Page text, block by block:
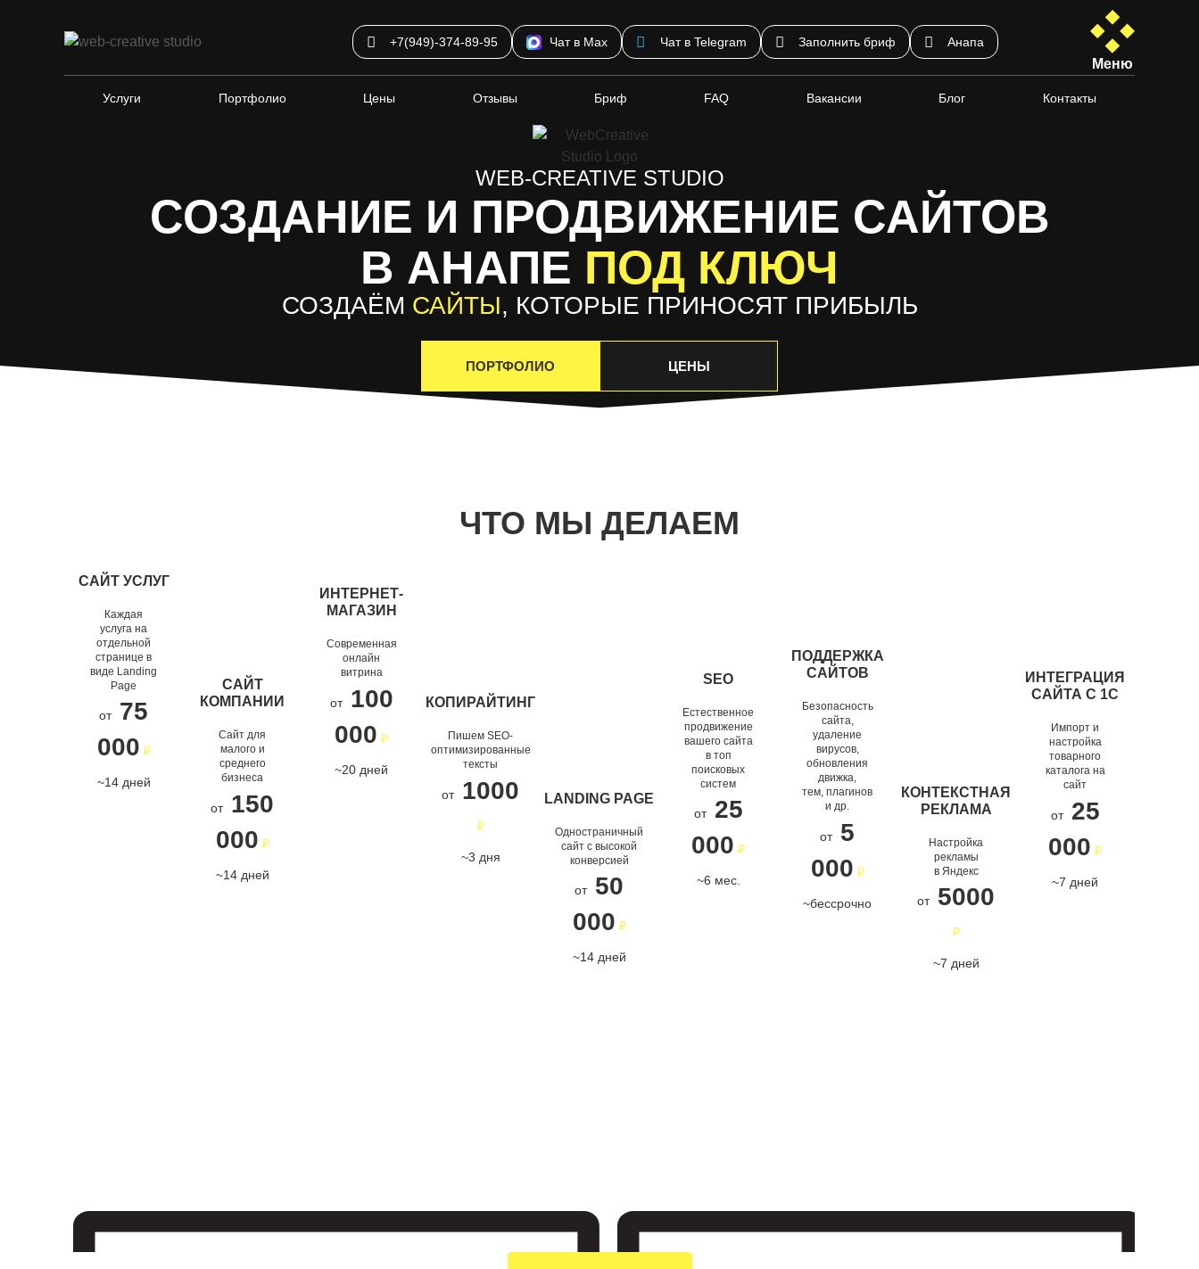
+7(949)-374-89-95 Чат в Max Чат в Telegram Заполнить бриф Анапа
Меню
Услуги Портфолио Цены Отзывы Бриф FAQ Вакансии Блог Контакты
WEB-CREATIVE STUDIO
СОЗДАНИЕ И ПРОДВИЖЕНИЕ САЙТОВ
В АНАПЕ ПОД КЛЮЧ
СОЗДАЁМ САЙТЫ, КОТОРЫЕ ПРИНОСЯТ ПРИБЫЛЬ
ПОРТФОЛИО ЦЕНЫ
ЧТО МЫ ДЕЛАЕМ
САЙТ УСЛУГ
Каждая
услуга на
отдельной
странице в
виде Landing
Page
от 75
000 ₽
~14 дней
Создаём
цифровые
решения для
вашего
САЙТ
КОМПАНИИ
Сайт для
малого и
среднего
бизнеса
от 150
000 ₽
~14 дней
КОРПОРАТИВНЫЙ
Создаём
будущее
вашей
ИНТЕРНЕТ-
МАГАЗИН
Современная
онлайн
витрина
от 100
000 ₽
~20 дней
ОНЛАЙН
МАГАЗИН
Создаём
онлайн-
магазины,
продают
ПОДРОБНЕЕ
КОПИРАЙТИНГ
Пишем SEO-
оптимизированные
тексты
от 1000
₽
~3 дня
SEO ТЕКСТЫ
Слова,
работающие
на ваш
ПОДРОБНЕЕ
LANDING PAGE
Одностраничный
сайт с высокой
конверсией
от 50
000 ₽
~14 дней
САЙТ
Страницы,
которые
ПОДРОБНЕЕ
SEO
Естественное
продвижение
вашего сайта
в топ
поисковых
систем
от 25
000 ₽
~6 мес.
САЙТА
SEO,
которое
приводит
клиентов
ПОДДЕРЖКА
САЙТОВ
Безопасность
сайта,
удаление
вирусов,
обновления
движка,
тем, плагинов
и др.
от 5
000 ₽
~бессрочно
ПОДДЕРЖКА
САЙТОВ
WORDPRESS
Развиваем и
защищаем
ПОДРОБНЕЕ
КОНТЕКСТНАЯ
РЕКЛАМА
Настройка
рекламы
в Яндекс
от 5000
₽
~7 дней
ЯНДЕКС
ДИРЕКТ
Реклама,
которая
приводит
ПОДРОБНЕЕ
ИНТЕГРАЦИЯ
САЙТА С 1С
Импорт и
настройка
товарного
каталога на
сайт
от 25
000 ₽
~7 дней
ВЫГРУЗКА
ИЗ 1С НА САЙТ
Автоматизация,
которая
работает без
сбоев